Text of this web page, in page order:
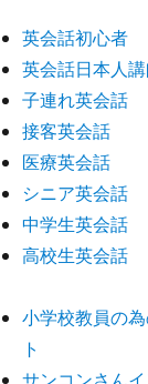
英会話初心者
英会話日本人
子連れ英会話
接客英会話
医療英会話
シニア英会話
中学生英会話
高校生英会話
小学校教員の
ト
サンコンさん